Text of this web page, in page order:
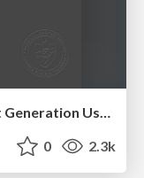
Course Review - Lecture 13 - Next Generation User Interfaces (4018166FNR)
0 2.3k